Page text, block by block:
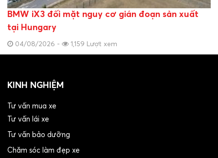
BMW iX3 đối mặt nguy cơ gián đoạn sản xuất
tại Hungary
04/08/2026 - 1,159 Lượt xem
KINH NGHIỆM
Tư vấn mua xe
Tư vấn lái xe
Tư vấn bảo dưỡng
Chăm sóc làm đẹp xe